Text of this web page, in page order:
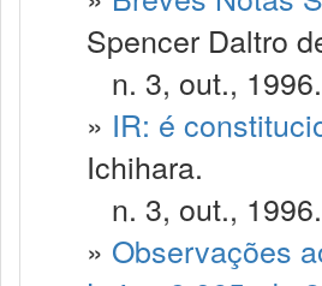
Spencer Daltro
n. 3, out., 1996.
» IR: é
Ichihara.
n. 3, out., 1996.
» Observações